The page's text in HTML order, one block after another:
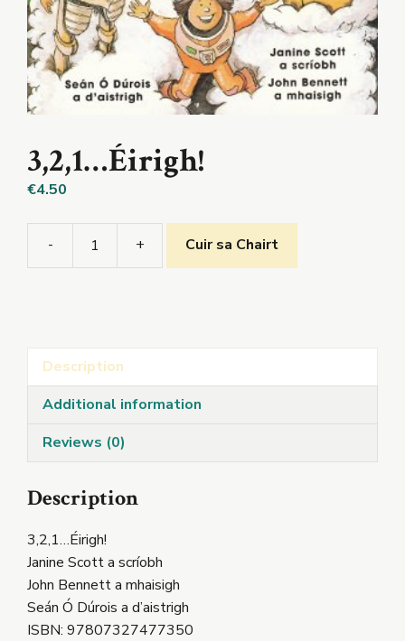
3,2,1…Éirigh!
€4.50
-
3,2,1...Éirigh!
+ Cuir sa Chairt
Description
Additional information
Reviews (0)
Description
3,2,1…Éirigh!
Janine Scott a scríobh
John Bennett a mhaisigh
Seán Ó Dúrois a d’aistrigh
ISBN: 97807327477350